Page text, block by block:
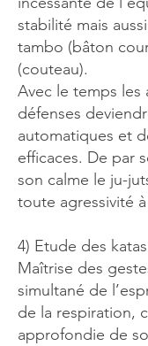
stabilité mais
tambo (bâton
(couteau).
Avec le temps les
défenses
automatiques et
efficaces. De par
son calme le ju-
toute agressivité
4) Etude des
Maîtrise des
simultané de
de la respiration,
approfondie de